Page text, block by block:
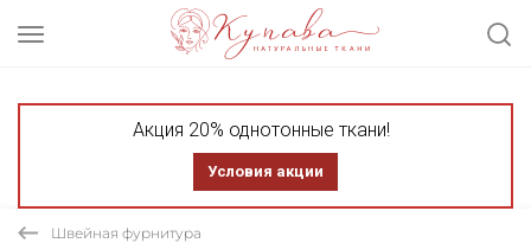
Акция 20% однотонные ткани!
Условия акции
Швейная фурнитура